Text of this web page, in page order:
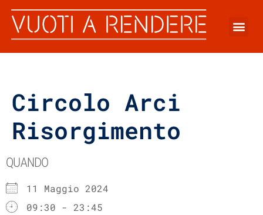
Circolo Arci
Risorgimento
QUANDO
11 Maggio 2024
09:30 - 23:45